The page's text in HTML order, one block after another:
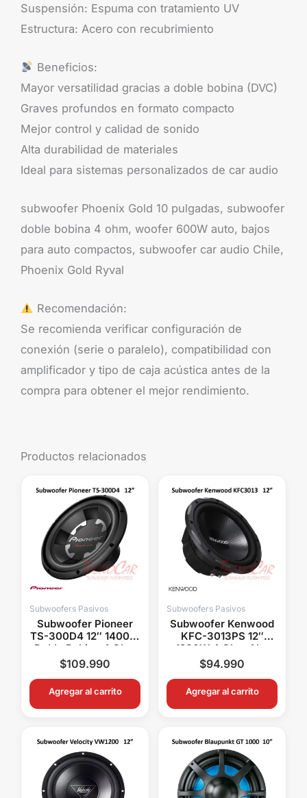
Suspensión: Espuma con tratamiento UV
Estructura: Acero con recubrimiento
Beneficios:
Mayor versatilidad gracias a doble bobina (DVC)
Graves profundos en formato compacto
Mejor control y calidad de sonido
Alta durabilidad de materiales
Ideal para sistemas personalizados de car audio
subwoofer Phoenix Gold 10 pulgadas, subwoofer
doble bobina 4 ohm, woofer 600W auto, bajos
para auto compactos, subwoofer car audio Chile,
Phoenix Gold Ryval
Recomendación:
Se recomienda verificar configuración de
conexión (serie o paralelo), compatibilidad con
amplificador y tipo de caja acústica antes de la
compra para obtener el mejor rendimiento.
Productos relacionados
Subwoofers Pasivos
Subwoofer Pioneer
TS-300D4 12″ 1400W
Doble Bobina 4 Ohm
Alto Rendimiento
$109.990
Agregar al carrito
Subwoofers Pasivos
Subwoofer Kenwood
KFC-3013PS 12″
1200W 4 Ohm Alto
Rendimiento Car
Audio
$94.990
Agregar al carrito